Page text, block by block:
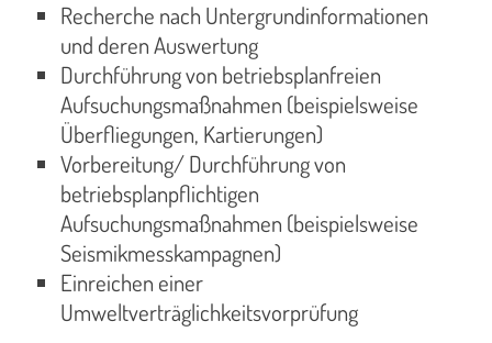
Recherche nach Untergrundinformationen
und deren Auswertung
Durchführung von betriebsplanfreien
Aufsuchungsmaßnahmen (beispielsweise
Überfliegungen, Kartierungen)
Vorbereitung/ Durchführung von
betriebsplanpflichtigen
Aufsuchungsmaßnahmen (beispielsweise
Seismikmesskampagnen)
Einreichen einer
Umweltverträglichkeitsvorprüfung